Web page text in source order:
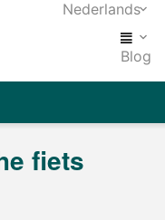
Nederlands
Blog
fiets